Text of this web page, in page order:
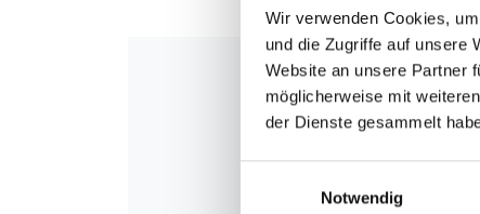
Wir verwenden Cookies,
und die Zugriffe auf unsere
Website an unsere Partner
möglicherweise mit
der Dienste gesammelt
Notwendig